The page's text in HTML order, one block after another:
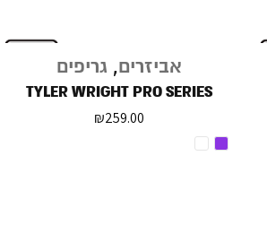
אביזרים, גריפים
TYLER WRIGHT PRO SERIES
₪259.00